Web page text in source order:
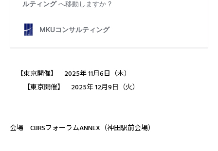
【東京開催】 2025年 11月6日（木）
【東京開催】 2025年 12月9日（火）
会場 CBRSフォーラムANNEX（神田駅前会場）